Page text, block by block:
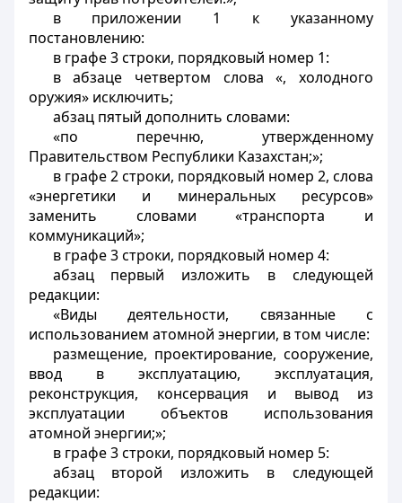
в приложении 1 к указанному
постановлению:
в графе 3 строки, порядковый номер 1:
в абзаце четвертом слова «, холодного
оружия» исключить;
абзац пятый дополнить словами:
«по перечню, утвержденному
Правительством Республики Казахстан;»;
в графе 2 строки, порядковый номер 2, слова
«энергетики и минеральных ресурсов»
заменить словами «транспорта и
коммуникаций»;
в графе 3 строки, порядковый номер 4:
абзац первый изложить в следующей
редакции:
«Виды деятельности, связанные с
использованием атомной энергии, в том числе:
размещение, проектирование, сооружение,
ввод в эксплуатацию, эксплуатация,
реконструкция, консервация и вывод из
эксплуатации объектов использования
атомной энергии;»;
в графе 3 строки, порядковый номер 5:
абзац второй изложить в следующей
редакции: